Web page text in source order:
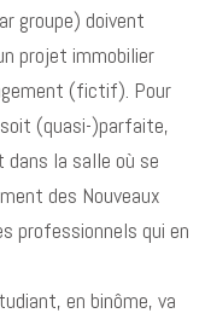
groupe) doivent
projet immobilier
(fictif). Pour
(quasi-)parfaite,
la salle où se
des Nouveaux
professionnels qui en
en binôme, va